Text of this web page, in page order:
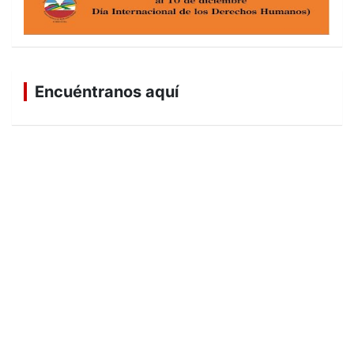
Encuéntranos aquí